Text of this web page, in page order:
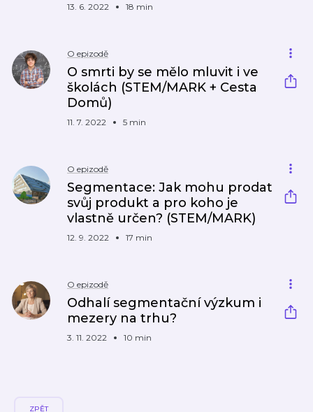
13. 6. 2022 18 min
O epizodě
O smrti by se mělo mluvit i ve
školách (STEM/MARK + Cesta
Domů)
11. 7. 2022 5 min
O epizodě
Segmentace: Jak mohu prodat
svůj produkt a pro koho je
vlastně určen? (STEM/MARK)
12. 9. 2022 17 min
O epizodě
Odhalí segmentační výzkum i
mezery na trhu?
3. 11. 2022 10 min
ZPĚT